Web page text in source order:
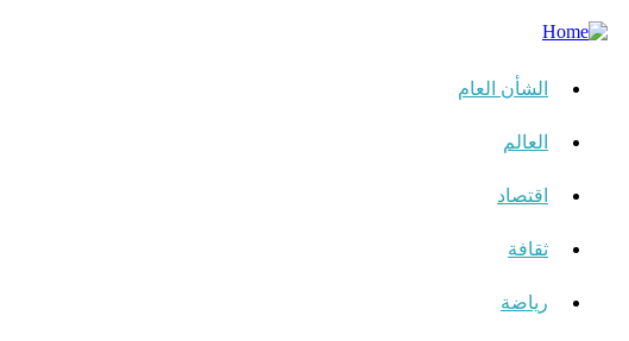
الشأن العام
العالم
اقتصاد
ثقافة
رياضة